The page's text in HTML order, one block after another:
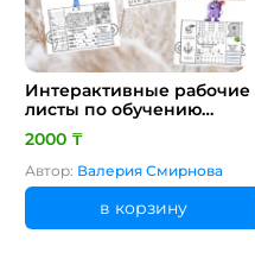
Интерактивные рабочие
листы по обучению
грамоте 1 класс
2000 ₸
Автор: Валерия Смирнова
в корзину